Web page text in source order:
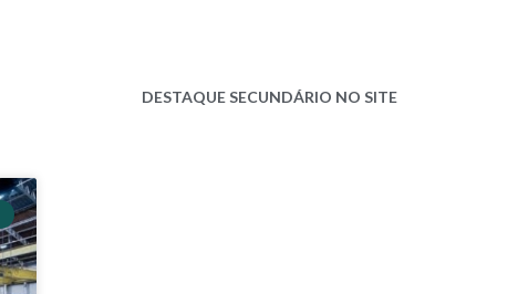
DESTAQUE SECUNDÁRIO NO SITE